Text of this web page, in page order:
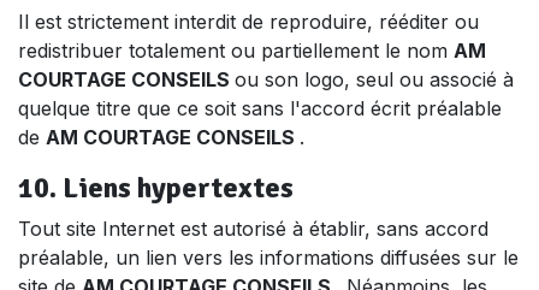
Il est strictement interdit de reproduire, rééditer ou
redistribuer totalement ou partiellement le nom AM
COURTAGE CONSEILS ou son logo, seul ou associé à
quelque titre que ce soit sans l'accord écrit préalable
de AM COURTAGE CONSEILS .
10. Liens hypertextes
Tout site Internet est autorisé à établir, sans accord
préalable, un lien vers les informations diffusées sur le